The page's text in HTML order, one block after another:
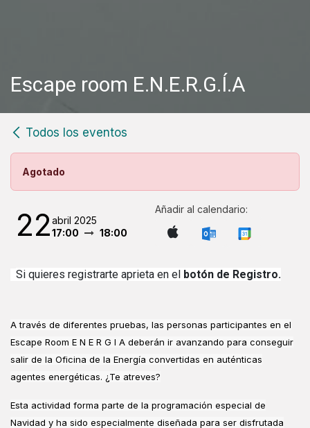
Escape room E.N.E.R.G.Í.A
Todos los eventos
Agotado
22abril 2025
17:00
18:00
Añadir al calendario:
Si quieres registrarte aprieta en el botón de Registro.
A través de diferentes pruebas, las personas participantes en el
Escape Room E N E R G I A deberán ir avanzando para conseguir
salir de la Oficina de la Energía convertidas en auténticas
agentes energéticas. ¿Te atreves?
Esta actividad forma parte de la programación especial de
Navidad y ha sido especialmente diseñada para ser disfrutada